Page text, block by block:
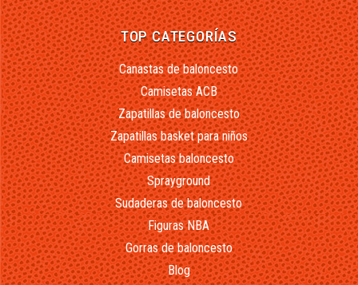
TOP CATEGORÍAS
Canastas de baloncesto
Camisetas ACB
Zapatillas de baloncesto
Zapatillas basket para niños
Camisetas baloncesto
Sprayground
Sudaderas de baloncesto
Figuras NBA
Gorras de baloncesto
Blog